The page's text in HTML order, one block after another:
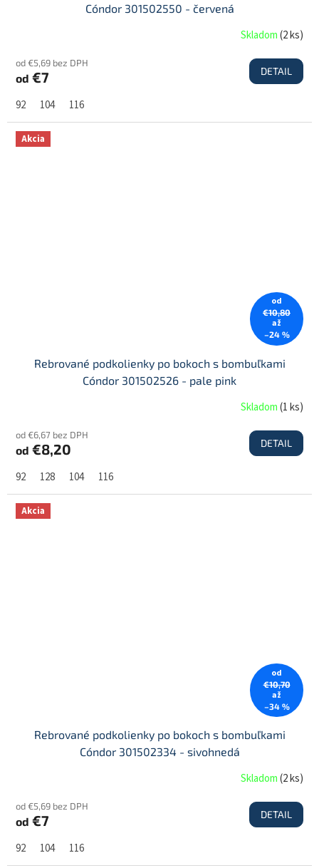
Cóndor 301502550 - červená
Skladom(2 ks)
od €5,69 bez DPH
od €7 DETAIL
92 104 116
Akcia
od
€10,80
až
–24 %
Rebrované podkolienky po bokoch s bombuľkami
Cóndor 301502526 - pale pink
Skladom(1 ks)
od €6,67 bez DPH
od €8,20 DETAIL
92 128 104 116
Akcia
od
€10,70
až
–34 %
Rebrované podkolienky po bokoch s bombuľkami
Cóndor 301502334 - sivohnedá
Skladom(2 ks)
od €5,69 bez DPH
od €7 DETAIL
92 104 116